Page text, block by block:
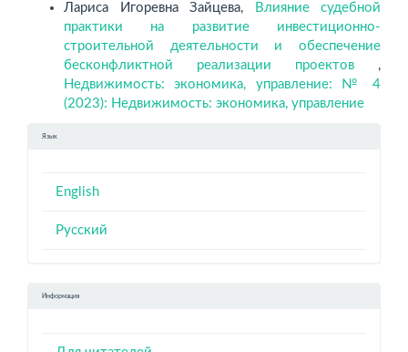
Лариса Игоревна Зайцева,
Влияние судебной
практики на развитие инвестиционно-
строительной деятельности и обеспечение
бесконфликтной реализации проектов ,
Недвижимость: экономика, управление: № 4
(2023): Недвижимость: экономика, управление
Язык
English
Русский
Информация